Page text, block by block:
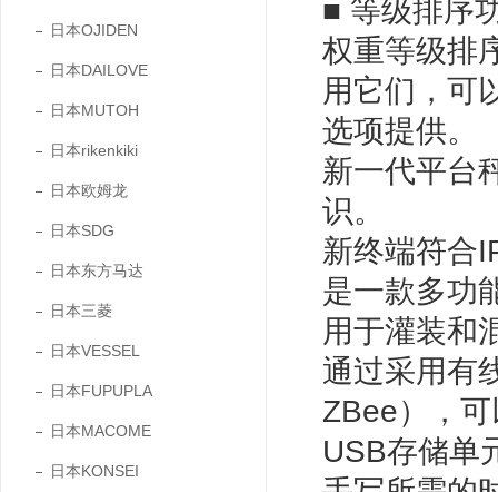
日本OJIDEN
日本DAILOVE
日本MUTOH
日本rikenkiki
日本欧姆龙
日本SDG
日本东方马达
日本三菱
日本VESSEL
日本FUPUPLA
日本MACOME
日本KONSEI
■ 等级排序
权重等级排
用它们，可
选项提供。
新一代平台
识。
新终端符合
是一款多功
用于灌装和
通过采用有
ZBee），
USB存储单